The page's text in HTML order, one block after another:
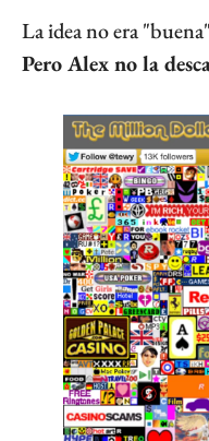
Pero Alex no la